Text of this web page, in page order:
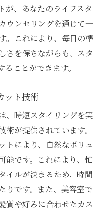
が、あなたのライフスタ
ウンセリングを通じて一
。これにより、毎日の準
さを保ちながらも、スタ
ことができます。
ット技術
、時短スタイリングを実
が提供されています。
トにより、自然なボリュ
能です。これにより、忙
イルが決まるため、時間
りです。また、美容室で
質や好みに合わせたカス